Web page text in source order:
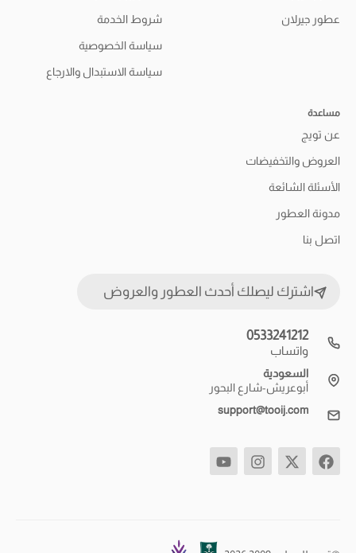
عطور جيرلان شروط الخدمة
سياسة الخصوصية
سياسة الاستبدال والارجاع
مساعدة
عن تويج
العروض والتخفيضات
الأسئلة الشائعة
مدونة العطور
اتصل بنا
اشترك ليصلك أحدث العطور والعروض
0533241212
واتساب
السعودية
أبوعريش-شارع البحور
support@tooij.com